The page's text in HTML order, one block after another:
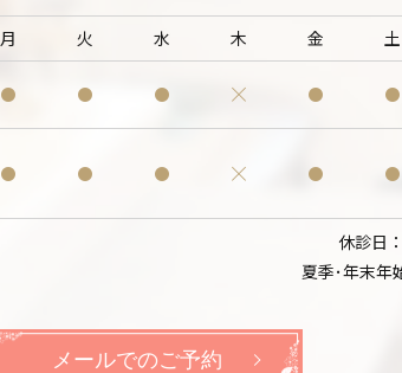
月 火 水 木 金
土
休診日
夏季･年末年
メールでのご予約